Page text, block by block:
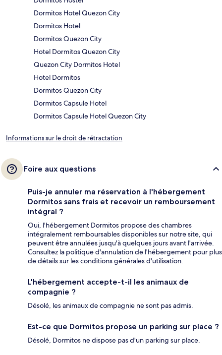
Dormitos Hotel Quezon City
Dormitos Hotel
Dormitos Quezon City
Hotel Dormitos Quezon City
Quezon City Dormitos Hotel
Hotel Dormitos
Dormitos Quezon City
Dormitos Capsule Hotel
Dormitos Capsule Hotel Quezon City
Informations sur le droit de rétractation
Foire aux questions
Puis-je annuler ma réservation à l'hébergement
Dormitos sans frais et recevoir un remboursement
intégral ?
Oui, l'hébergement Dormitos propose des chambres
intégralement remboursables disponibles sur notre site, qui
peuvent être annulées jusqu'à quelques jours avant l'arrivée.
Consultez la politique d'annulation de l'hébergement pour plus
de détails sur les conditions générales d'utilisation.
L'hébergement accepte-t-il les animaux de
compagnie ?
Désolé, les animaux de compagnie ne sont pas admis.
Est-ce que Dormitos propose un parking sur place ?
Désolé, Dormitos ne dispose pas d'un parking sur place.